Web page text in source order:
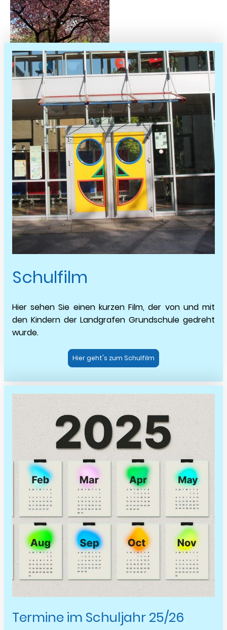
Schulfilm
Hier sehen Sie einen kurzen Film, der von und mit
den Kindern der Landgrafen Grundschule gedreht
wurde.
Hier geht's zum Schulfilm
Termine im Schuljahr 25/26